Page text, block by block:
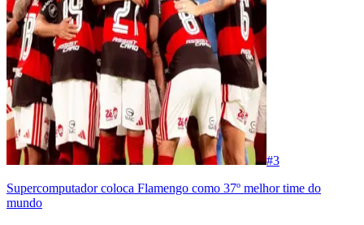
#3
Supercomputador coloca Flamengo como 37º melhor time do
mundo